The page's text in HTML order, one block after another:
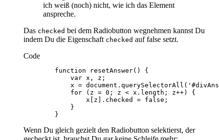
ich weiß (noch) nicht, wie ich das Element
anspreche.
Das checked bei dem Radiobutton wegnehmen kannst Du
indem Du die Eigenschaft checked auf false setzt.
Code
        }
Wenn Du gleich gezielt den Radiobutton selektierst, der